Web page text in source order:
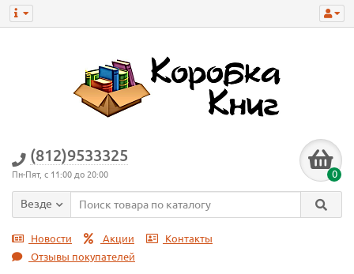
(812)9533325
Пн-Пят, с 11:00 до 20:00 0
Везде
Новости Акции
Контакты
Отзывы покупателей